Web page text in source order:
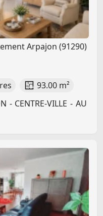
Arpajon (91290)
93.00 m²
- CENTRE-VILLE - AU